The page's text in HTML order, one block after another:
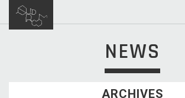
NEWS
ARCHIVES